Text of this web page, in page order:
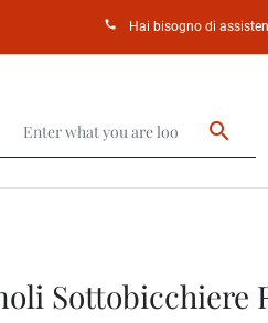
call Hai bisogno di
search
Sottobicchiere